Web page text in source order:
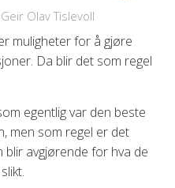
Olav Tislevoll
muligheter for å gjøre
Da blir det som regel
egentlig var den beste
men som regel er det
blir avgjørende for hva de